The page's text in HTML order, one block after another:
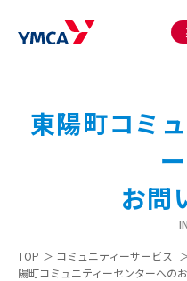
東陽町コミ
お問
TOP ＞ コミュニティーサービス
陽町コミュニティーセンターへの